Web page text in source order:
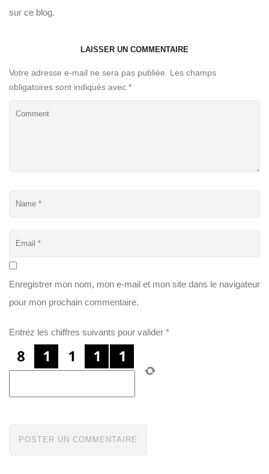
sur ce blog.
LAISSER UN COMMENTAIRE
Votre adresse e-mail ne sera pas publiée.
Les champs
obligatoires sont indiqués avec *
Enregistrer mon nom, mon e-mail et mon site dans le navigateur
pour mon prochain commentaire.
Entrez les chiffres suivants pour valider *